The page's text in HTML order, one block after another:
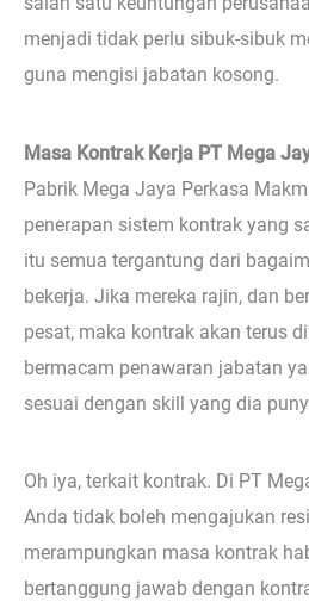
menjadi tidak perlu sibuk-sibuk
guna mengisi jabatan kosong.
Masa Kontrak Kerja PT Mega
Pabrik Mega Jaya Perkasa
penerapan sistem kontrak yang
itu semua tergantung dari
bekerja. Jika mereka rajin, dan
pesat, maka kontrak akan terus
bermacam penawaran jabatan
sesuai dengan skill yang dia
Oh iya, terkait kontrak. Di PT
Anda tidak boleh mengajukan
merampungkan masa kontrak
bertanggung jawab dengan